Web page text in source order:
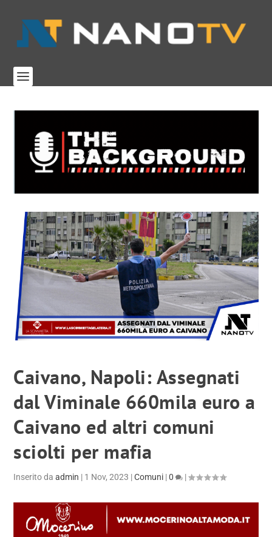
Caivano, Napoli: Assegnati
dal Viminale 660mila euro a
Caivano ed altri comuni
sciolti per mafia
Inserito daadmin | 1 Nov, 2023 |Comuni |0 |